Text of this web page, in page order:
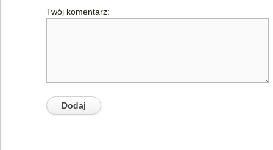
Twój komentarz: